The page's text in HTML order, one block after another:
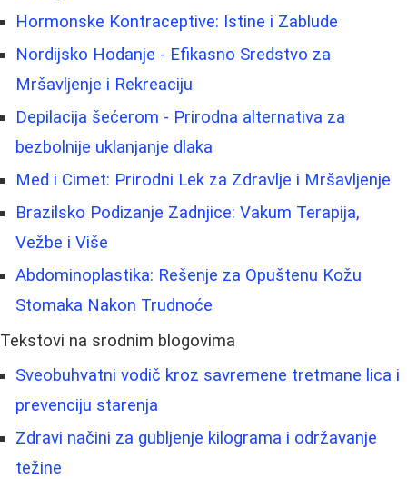
Hormonske Kontraceptive: Istine i Zablude
Nordijsko Hodanje - Efikasno Sredstvo za
Mršavljenje i Rekreaciju
Depilacija šećerom - Prirodna alternativa za
bezbolnije uklanjanje dlaka
Med i Cimet: Prirodni Lek za Zdravlje i Mršavljenje
Brazilsko Podizanje Zadnjice: Vakum Terapija,
Vežbe i Više
Abdominoplastika: Rešenje za Opuštenu Kožu
Stomaka Nakon Trudnoće
Tekstovi na srodnim blogovima
Sveobuhvatni vodič kroz savremene tretmane lica i
prevenciju starenja
Zdravi načini za gubljenje kilograma i održavanje
težine